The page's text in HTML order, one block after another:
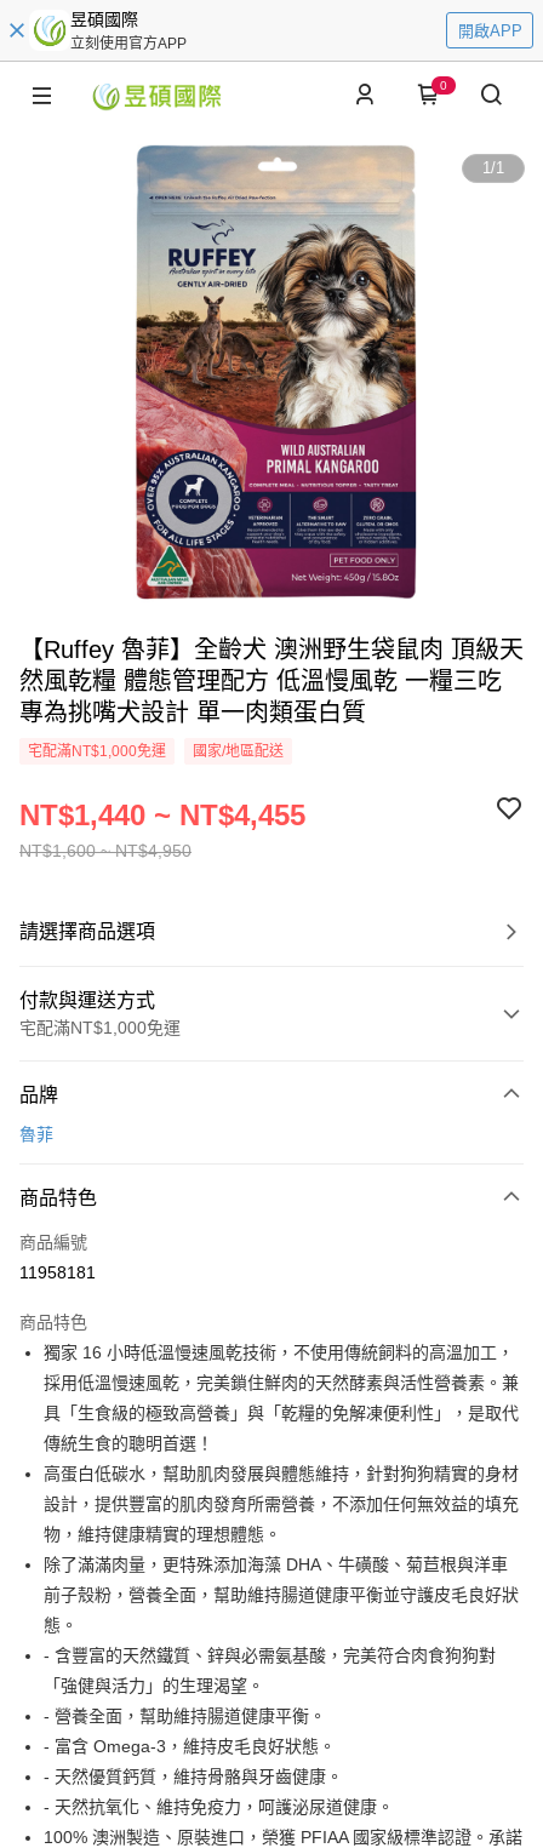
昱碩國際
立刻使用官方APP
開啟APP
0
1/1
【Ruffey 魯菲】全齡犬 澳洲野生袋鼠肉 頂級天
然風乾糧 體態管理配方 低溫慢風乾 一糧三吃
專為挑嘴犬設計 單一肉類蛋白質
宅配滿NT$1,000免運 國家/地區配送
NT$1,600 ~ NT$4,950
NT$1,440 ~ NT$4,455
請選擇商品選項
付款與運送方式
宅配滿NT$1,000免運
信用卡一次付款
3 期 0 利率 每期
合作金庫商業銀行
上海商業儲蓄銀行
臺灣中小企業銀行
匯豐（台灣）商業銀行
華泰商業銀行
聯邦商業銀行
遠東國際商業銀行
元大商業銀行
永豐商業銀行
玉山商業銀行
台灣樂天信用卡公司
LINE Pay
Apple Pay
Google Pay
運送方式
新竹貨運宅配
祥億貨運
每筆NT$100，滿NT$1,000(含以上)免運費
離島宅配
每筆NT$200，滿NT$1,000(含以上)免運費
香港 查看運費
品牌
魯菲
商品特色
商品編號
11958181
商品特色
獨家 16 小時低溫慢速風乾技術，不使用傳統飼料的高溫加工，
採用低溫慢速風乾，完美鎖住鮮肉的天然酵素與活性營養素。兼
具「生食級的極致高營養」與「乾糧的免解凍便利性」，是取代
傳統生食的聰明首選！
高蛋白低碳水，幫助肌肉發展與體態維持，針對狗狗精實的身材
設計，提供豐富的肌肉發育所需營養，不添加任何無效益的填充
物，維持健康精實的理想體態。
除了滿滿肉量，更特殊添加海藻 DHA、牛磺酸、菊苣根與洋車
前子殼粉，營養全面，幫助維持腸道健康平衡並守護皮毛良好狀
態。
- 含豐富的天然鐵質、鋅與必需氨基酸，完美符合肉食狗狗對
「強健與活力」的生理渴望。
- 營養全面，幫助維持腸道健康平衡。
- 富含 Omega-3，維持皮毛良好狀態。
- 天然優質鈣質，維持骨骼與牙齒健康。
- 天然抗氧化、維持免疫力，呵護泌尿道健康。
100% 澳洲製造、原裝進口，榮獲 PFIAA 國家級標準認證。承諾